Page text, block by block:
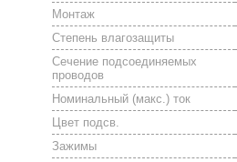
Монтаж
Степень влагозащиты
Сечение подсоединяемых
проводов
Номинальный (макс.) ток
Цвет подсв.
Зажимы